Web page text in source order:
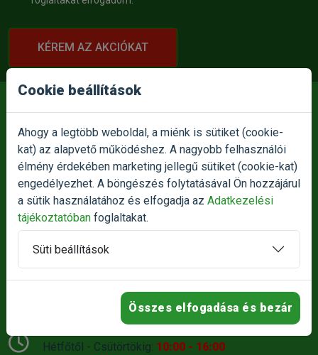
KÉREM AZ AKCIÓKAT
E-MAIL:
info@petnet.hu
TELEFON:
+36709326336
+36709326333
1186 Budapest, Besence utca 1.
Hétfőtől - Csütörtökig: 10:00 - 16:00
Cookie beállítások
Ahogy a legtöbb weboldal, a miénk is sütiket (cookie-
kat) az alapvető működéshez. A nagyobb felhasználói
élmény érdekében marketing jellegű sütiket (cookie-kat)
engedélyezhet. A böngészés folytatásával Ön hozzájárul
a sütik használatához és elfogadja az Adatkezelési
tájékoztatóban foglaltakat.
Süti beállítások
Összes elfogadása és bezár